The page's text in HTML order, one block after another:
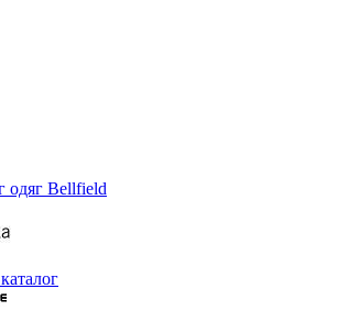
одяг Bellfield